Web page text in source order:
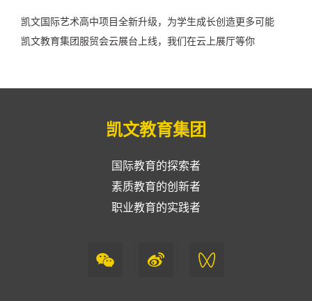
凯文国际艺术高中项目全新升级，为学生成长创造更多可能
凯文教育集团服贸会云展台上线，我们在云上展厅等你
凯文教育集团
国际教育的探索者
素质教育的创新者
职业教育的实践者